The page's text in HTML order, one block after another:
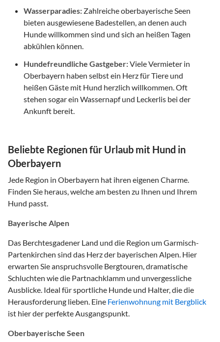
Wasserparadies: Zahlreiche oberbayerische Seen
bieten ausgewiesene Badestellen, an denen auch
Hunde willkommen sind und sich an heißen Tagen
abkühlen können.
Hundefreundliche Gastgeber:Viele Vermieter in
Oberbayern haben selbst ein Herz für Tiere und
heißen Gäste mit Hund herzlich willkommen. Oft
stehen sogar ein Wassernapf und Leckerlis bei der
Ankunft bereit.
Beliebte Regionen für Urlaub mit Hund in
Oberbayern
Jede Region in Oberbayern hat ihren eigenen Charme.
Finden Sie heraus, welche am besten zu Ihnen und Ihrem
Hund passt.
Bayerische Alpen
Das Berchtesgadener Land und die Region um Garmisch-
Partenkirchen sind das Herz der bayerischen Alpen. Hier
erwarten Sie anspruchsvolle Bergtouren, dramatische
Schluchten wie die Partnachklamm und unvergessliche
Ausblicke. Ideal für sportliche Hunde und Halter, die die
Herausforderung lieben. Eine Ferienwohnung mit Bergblick
ist hier der perfekte Ausgangspunkt.
Oberbayerische Seen